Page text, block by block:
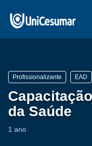
Profissionalizante EAD
da Saúde
1 ano